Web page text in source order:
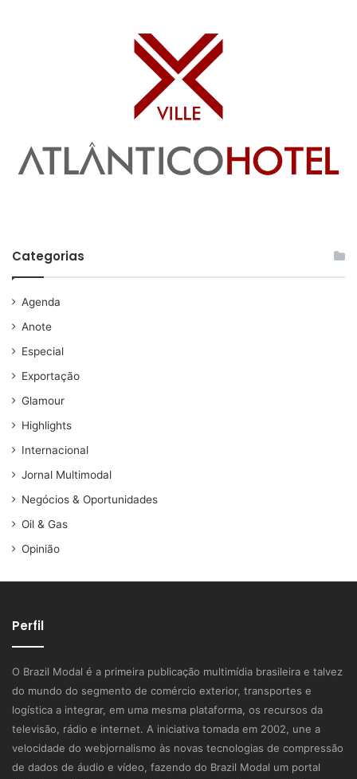
Categorias
Agenda
Anote
Especial
Exportação
Glamour
Highlights
Internacional
Jornal Multimodal
Negócios & Oportunidades
Oil & Gas
Opinião
Perfil
O Brazil Modal é a primeira publicação multimídia brasileira e talvez
do mundo do segmento de comércio exterior, transportes e
logística a integrar, em uma mesma plataforma, os recursos da
televisão, rádio e internet. A iniciativa tomada em 2002, une a
velocidade do webjornalismo às novas tecnologias de compressão
de dados de áudio e vídeo, fazendo do Brazil Modal um portal